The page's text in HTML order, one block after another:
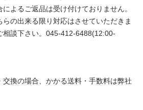
よるご返品は受け付けておりません。
の出来る限り対応はさせていただきま
相談下さい。045-412-6488(12:00-
換の場合、かかる送料・手数料は弊社